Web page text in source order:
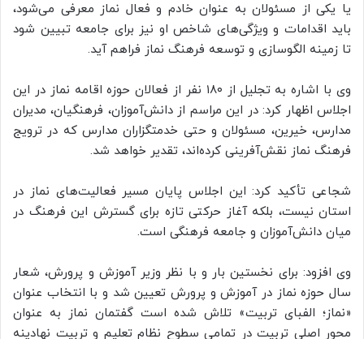
یا یکی از مسئولان به عنوان خادم و فعال نماز معرفی می‌شود،
باید اقدامات و ویژگی‌های شاخص او نیز برای جامعه تبیین شود
تا زمینه الگوسازی و توسعه فرهنگ نماز فراهم آید.
وی با اشاره به تجلیل از ۱۸۰ نفر از فعالان حوزه اقامه نماز در این
اجلاس اظهار کرد: در این مراسم از دانش‌آموزان، فرهنگیان، مدیران
مدارس، خیرین، مسئولان و حتی خدمتگزاران مدارس که در ترویج
فرهنگ نماز نقش‌آفرینی کرده‌اند، تقدیر خواهد شد.
شجاعی تأکید کرد: این اجلاس پایان مسیر فعالیت‌های نماز در
استان نیست، بلکه آغاز حرکتی تازه برای گسترش این فرهنگ در
میان دانش‌آموزان و جامعه فرهنگی است.
وی افزود: برای نخستین بار و با نظر وزیر آموزش و پرورش، شعار
سال حوزه نماز در آموزش و پرورش تعیین شد و با انتخاب عنوان
«نماز؛ الفبای تربیت» تلاش شده است گفتمان نماز به عنوان
محور اصلی تربیت در تمامی سطوح نظام تعلیم و تربیت نهادینه